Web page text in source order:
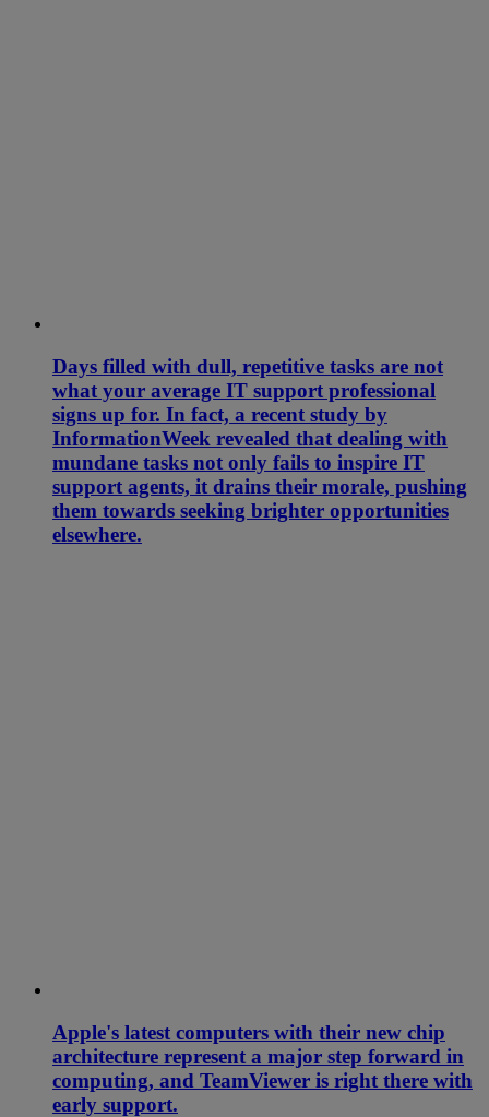
Days filled with dull, repetitive tasks are not
what your average IT support professional
signs up for. In fact, a recent study by
InformationWeek revealed that dealing with
mundane tasks not only fails to inspire IT
support agents, it drains their morale, pushing
them towards seeking brighter opportunities
elsewhere.
Apple's latest computers with their new chip
architecture represent a major step forward in
computing, and TeamViewer is right there with
early support.